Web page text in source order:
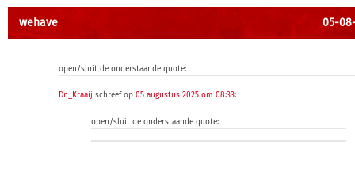
wehave 05-
open/sluit de onderstaande quote:
Dn_Kraaij schreef op05 augustus 2025 om 08:33:
open/sluit de onderstaande quote: